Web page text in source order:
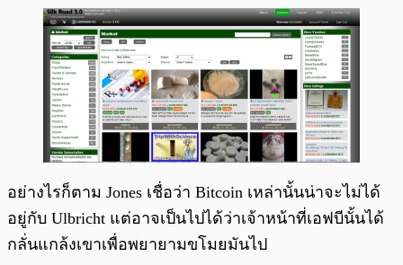
อย่างไรก็ตาม Jones เชื่อว่า Bitcoin เหล่านั้นน่าจะไม่ได้
อยู่กับ Ulbricht แต่อาจเป็นไปได้ว่าเจ้าหน้าที่เอฟบีนั้นได้
กลั่นแกล้งเขาเพื่อพยายามขโมยมันไป